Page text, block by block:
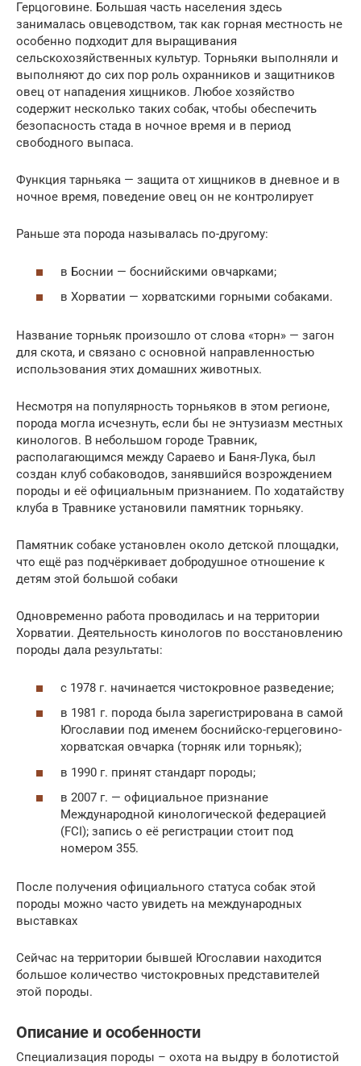
Герцоговине. Большая часть населения здесь
занималась овцеводством, так как горная местность не
особенно подходит для выращивания
сельскохозяйственных культур. Торньяки выполняли и
выполняют до сих пор роль охранников и защитников
овец от нападения хищников. Любое хозяйство
содержит несколько таких собак, чтобы обеспечить
безопасность стада в ночное время и в период
свободного выпаса.
Функция тарньяка — защита от хищников в дневное и в
ночное время, поведение овец он не контролирует
Раньше эта порода называлась по-другому:
в Боснии — боснийскими овчарками;
в Хорватии — хорватскими горными собаками.
Название торньяк произошло от слова «торн» — загон
для скота, и связано с основной направленностью
использования этих домашних животных.
Несмотря на популярность торньяков в этом регионе,
порода могла исчезнуть, если бы не энтузиазм местных
кинологов. В небольшом городе Травник,
располагающимся между Сараево и Баня-Лука, был
создан клуб собаководов, занявшийся возрождением
породы и её официальным признанием. По ходатайству
клуба в Травнике установили памятник торньяку.
Памятник собаке установлен около детской площадки,
что ещё раз подчёркивает добродушное отношение к
детям этой большой собаки
Одновременно работа проводилась и на территории
Хорватии. Деятельность кинологов по восстановлению
породы дала результаты:
с 1978 г. начинается чистокровное разведение;
в 1981 г. порода была зарегистрирована в самой
Югославии под именем боснийско-герцеговино-
хорватская овчарка (торняк или торньяк);
в 1990 г. принят стандарт породы;
в 2007 г. — официальное признание
Международной кинологической федерацией
(FCI); запись о её регистрации стоит под
номером 355.
После получения официального статуса собак этой
породы можно часто увидеть на международных
выставках
Сейчас на территории бывшей Югославии находится
большое количество чистокровных представителей
этой породы.
Описание и особенности
Специализация породы – охота на выдру в болотистой